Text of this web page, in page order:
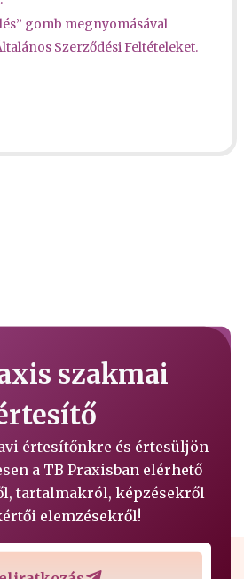
gomb megnyomásával
Szerződési Feltételeket.
szakmai
értesítőnkre és értesüljön
a TB Praxisban elérhető
tartalmakról, képzésekről
elemzésekről!